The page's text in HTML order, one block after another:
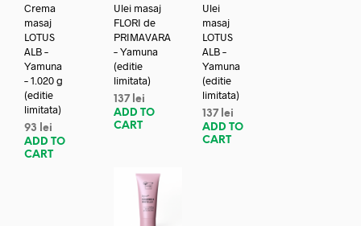
Crema
masaj
LOTUS
ALB –
Yamuna
– 1.020 g
(editie
limitata)
93
lei
ADD TO
CART
Ulei masaj
FLORI de
PRIMAVARA
– Yamuna
(editie
limitata)
137 lei
ADD TO
CART
Ulei
masaj
LOTUS
ALB –
Yamuna
(editie
limitata)
137 lei
ADD TO
CART